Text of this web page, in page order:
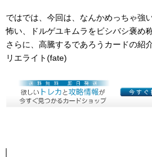
ではでは、今回は、なんかめっちゃ強
怖い、ドルゲユキムラをビシバシ褒め
さらに、高騰するであろうカードの紹
リエライト(fate)